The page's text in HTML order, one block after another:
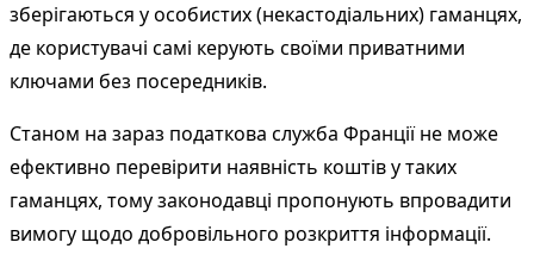
зберігаються у особистих (некастодіальних) гаманцях,
де користувачі самі керують своїми приватними
ключами без посередників.
Станом на зараз податкова служба Франції не може
ефективно перевірити наявність коштів у таких
гаманцях, тому законодавці пропонують впровадити
вимогу щодо добровільного розкриття інформації.